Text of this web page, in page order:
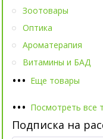
••• Еще товары
Зоотовары
Оптика
Ароматерапия
Витамины и БАД
••• Посмотреть все
Подписка на